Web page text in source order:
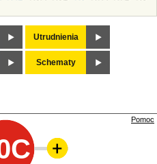
Utrudnienia
Schematy
Pomoc